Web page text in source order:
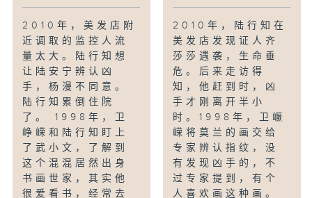
2010年，美发店附
近调取的监控人流
量太大。陆行知想
让陆安宁辨认凶
手，杨漫不同意。
陆行知累倒住院
了。 1998年，卫
峥嵘和陆行知盯上
了武小文，了解到
这个混混居然出身
书画世家，其实他
很爱看书，经常去
2010年，陆行知在
美发店发现证人齐
莎莎遇袭，生命垂
危。后来走访得
知，他赶到时，凶
手才刚离开半小
时。1998年，卫嶥
嵘将莫兰的画交给
专家辨认指纹，没
有发现凶手的，不
过专家提到，有个
人喜欢画这种画。